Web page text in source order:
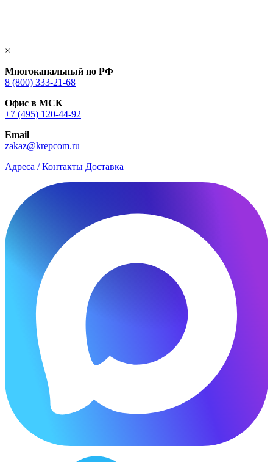
×
Многоканальный по РФ
8 (800) 333‑21-68
Офис в МСК
+7 (495) 120-44-92
Email
zakaz@krepcom.ru
Адреса / Контакты Доставка